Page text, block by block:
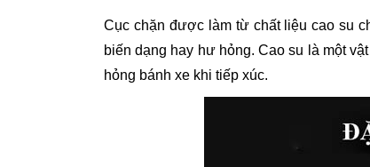
Cục chặn được làm từ chất liệu cao su
biến dạng hay hư hỏng. Cao su là một
hỏng bánh xe khi tiếp xúc.